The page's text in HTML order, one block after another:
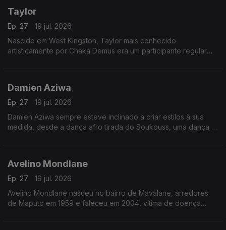
Taylor
Ep. 27
19 jul. 2026
Nascido em West Kingston, Taylor mais conhecido
artisticamente por Chaka Demus era um participante regular
Damien Aziwa
Ep. 27
19 jul. 2026
Damien Aziwa sempre esteve inclinado a criar estilos à sua
medida, desde a dança afro tirada do Soukouss, uma dança e
Avelino Mondlane
Ep. 27
19 jul. 2026
Avelino Mondlane nasceu no bairro de Mavalane, arredores
de Maputo em 1959 e faleceu em 2004, vítima de doença